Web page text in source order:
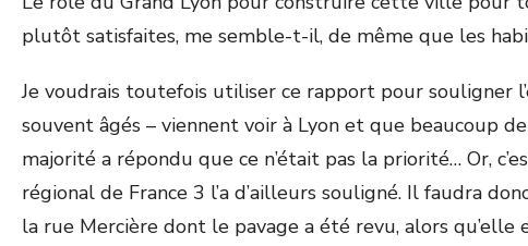
plutôt satisfaites, me semble-t-il, de même que les
Je voudrais toutefois utiliser ce rapport pour souligner
souvent âgés – viennent voir à Lyon et que beaucoup
majorité a répondu que ce n’était pas la priorité… Or,
régional de France 3 l’a d’ailleurs souligné. Il faudra
la rue Mercière dont le pavage a été revu, alors